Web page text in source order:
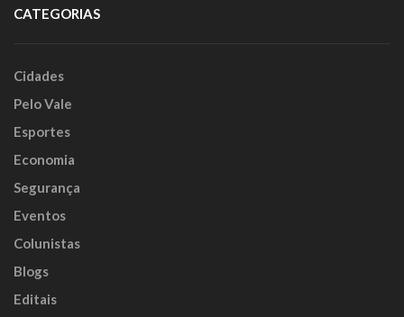
CATEGORIAS
Cidades
Pelo Vale
Esportes
Economia
Segurança
Eventos
Colunistas
Blogs
Editais